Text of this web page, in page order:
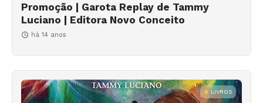
Promoção | Garota Replay de Tammy
Luciano | Editora Novo Conceito
há 14 anos
LIVROS